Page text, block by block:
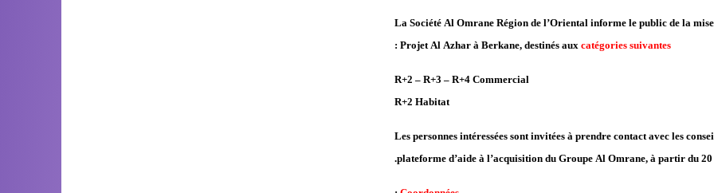
La Société Al Omrane Région de l’Oriental informe le public de la
Projet Al Azhar à Berkane, destinés auxcatégories suivantes
:
R+2 – R+3 – R+4 Commercial
R+2 Habitat
Les personnes intéressées sont invitées à prendre contact avec les
plateforme d’aide à l’acquisition du Groupe Al Omrane, à partir du